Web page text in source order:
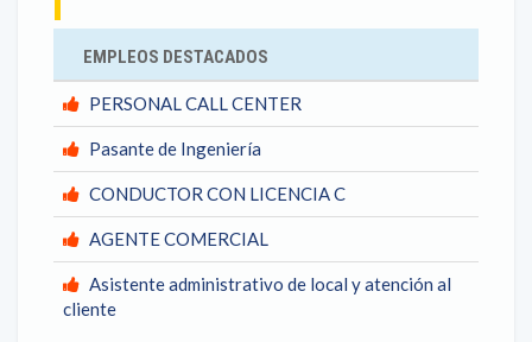
EMPLEOS DESTACADOS
PERSONAL CALL CENTER
Pasante de Ingeniería
CONDUCTOR CON LICENCIA C
AGENTE COMERCIAL
Asistente administrativo de local y atención al
cliente